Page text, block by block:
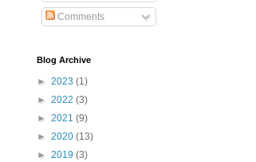
Comments
Blog Archive
► 2023 (1)
► 2022 (3)
► 2021 (9)
► 2020 (13)
► 2019 (3)